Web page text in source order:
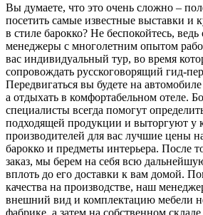
Вы думаете, что это очень сложно –
посетить самые известные выставки и
в стиле барокко? Не беспокойтесь,
менеджеры с многолетним опытом
вас индивидуальный тур, во время
сопровождать русскоговорящий гид-
Передвигаться вы будете на
а отдыхать в комфортабельном отеле.
специалисты всегда помогут
подходящей продукции и выторгуют у
производителей для вас лучшие цены
барокко и предметы интерьера. После
заказ, мы берем на себя всю
вплоть до его доставки к вам домой.
качества на производстве, наш
внешний вид и комплектацию мебели
фабрике, а затем на собственном